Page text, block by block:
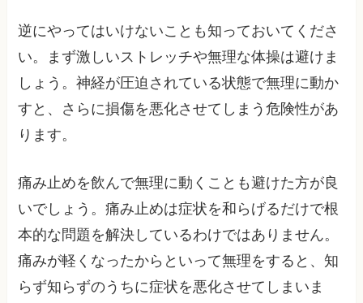
逆にやってはいけないことも知っておいてくださ
い。まず激しいストレッチや無理な体操は避けま
しょう。神経が圧迫されている状態で無理に動か
すと、さらに損傷を悪化させてしまう危険性があ
ります。
痛み止めを飲んで無理に動くことも避けた方が良
いでしょう。痛み止めは症状を和らげるだけで根
本的な問題を解決しているわけではありません。
痛みが軽くなったからといって無理をすると、知
らず知らずのうちに症状を悪化させてしまいま